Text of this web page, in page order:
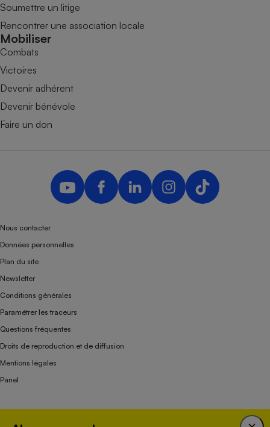
Soumettre un litige
Rencontrer une association locale
Mobiliser
Combats
Victoires
Devenir adhérent
Devenir bénévole
Faire un don
Nous contacter
Données personnelles
Plan du site
Newsletter
Conditions générales
Paramétrer les traceurs
Questions fréquentes
Droits de reproduction et de diffusion
Mentions légales
Panel
Association indépendante de l’État, des syndicats, des producteurs et des